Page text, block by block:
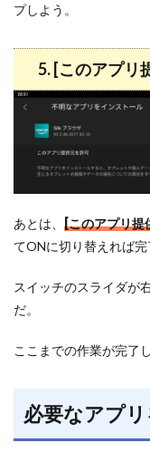
プしよう。
5. [このアプリ
あとは、 [このアプリ提
てONに切り替えれば完
スイッチのスライダが
だ。
ここまでの作業が完了
必要なアプ